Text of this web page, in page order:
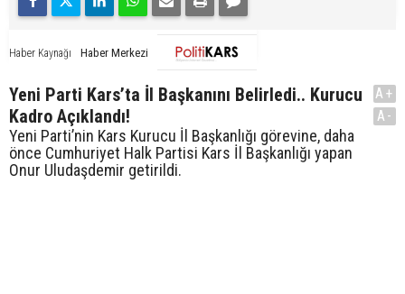
Haber Kaynağı Haber Merkezi
Yeni Parti Kars’ta İl Başkanını Belirledi.. Kurucu
Kadro Açıklandı!
Yeni Parti’nin Kars Kurucu İl Başkanlığı görevine, daha
önce Cumhuriyet Halk Partisi Kars İl Başkanlığı yapan
Onur Uludaşdemir getirildi.
A+
A-